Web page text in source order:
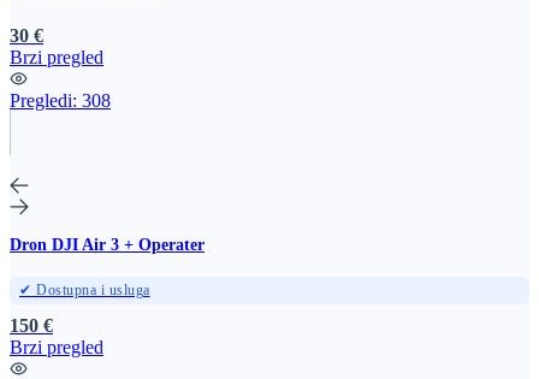
30 €
Brzi pregled
Pregledi: 308
Dron DJI Air 3 + Operater
✔ Dostupna i usluga
150 €
Brzi pregled